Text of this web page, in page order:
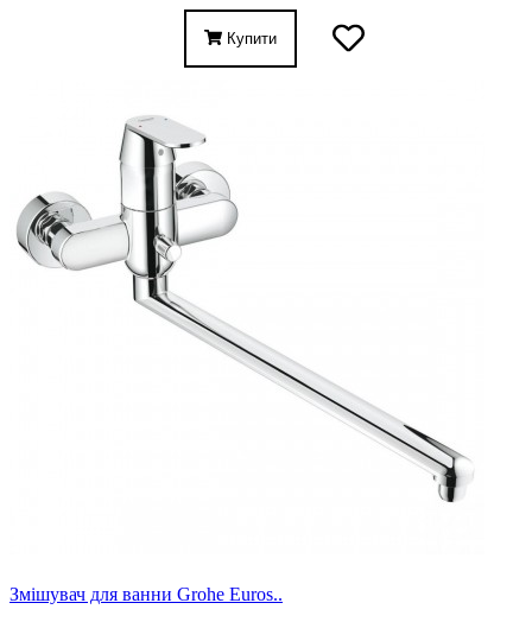
Купити
Змішувач для ванни Grohe Euros..